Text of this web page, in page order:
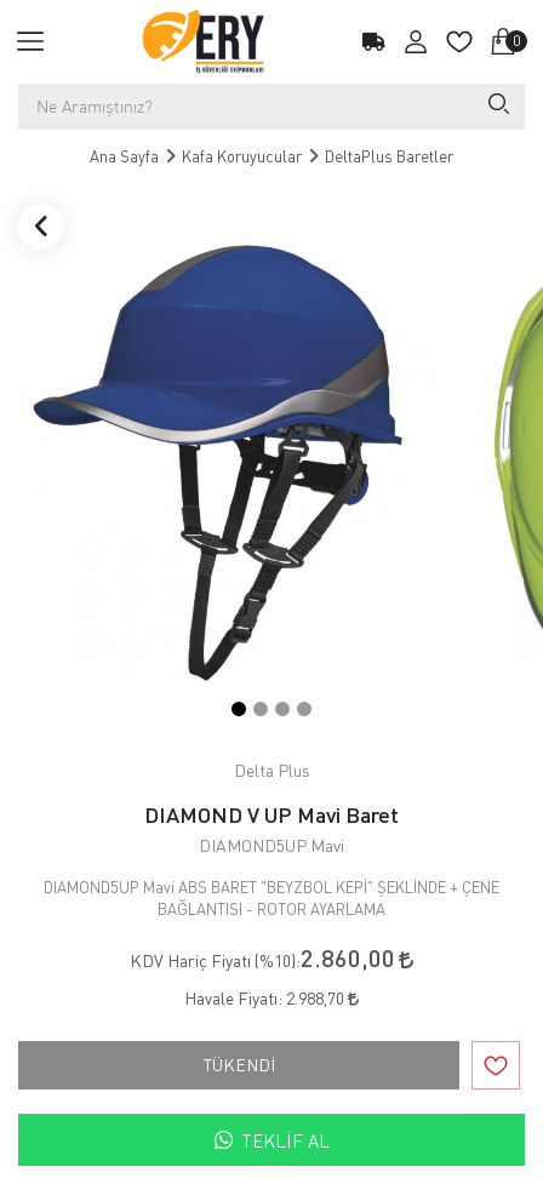
0
Ana Sayfa Kafa Koruyucular DeltaPlus Baretler
Delta Plus
DIAMOND V UP Mavi Baret
DIAMOND5UP Mavi
DIAMOND5UP Mavi ABS BARET "BEYZBOL KEPİ" ŞEKLİNDE + ÇENE
BAĞLANTISI - ROTOR AYARLAMA
KDV Hariç Fiyatı (%10):2.860,00
Havale Fiyatı: 2.988,70
TÜKENDİ
TEKLIF AL